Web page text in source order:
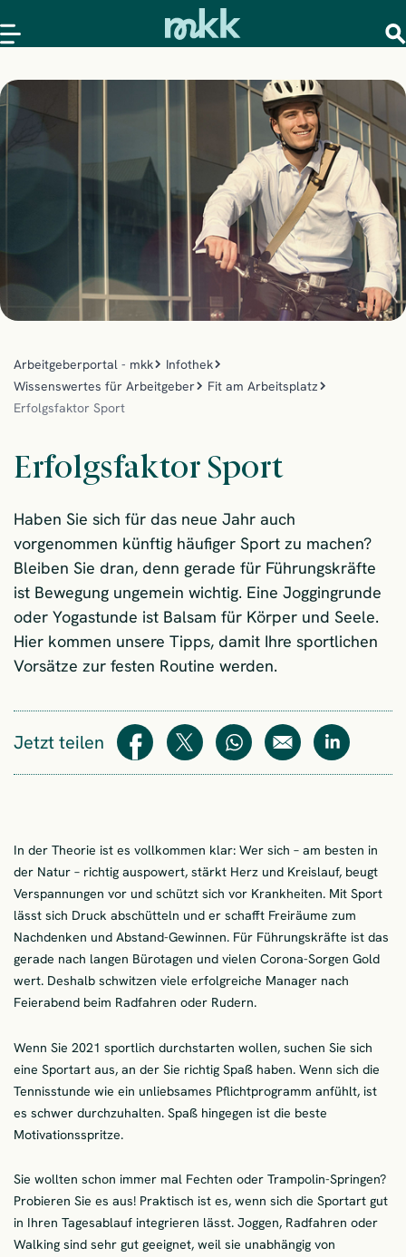
Arbeitgeberportal - mkk
Infothek
Wissenswertes für Arbeitgeber
Fit am Arbeitsplatz
Erfolgsfaktor Sport
Erfolgsfaktor Sport
Haben Sie sich für das neue Jahr auch
vorgenommen künftig häufiger Sport zu machen?
Bleiben Sie dran, denn gerade für Führungskräfte
ist Bewegung ungemein wichtig. Eine Joggingrunde
oder Yogastunde ist Balsam für Körper und Seele.
Hier kommen unsere Tipps, damit Ihre sportlichen
Vorsätze zur festen Routine werden.
Jetzt teilen Teilen Teilen WhatsAppE-Mail Teilen
In der Theorie ist es vollkommen klar: Wer sich – am besten in
der Natur – richtig auspowert, stärkt Herz und Kreislauf, beugt
Verspannungen vor und schützt sich vor Krankheiten. Mit Sport
lässt sich Druck abschütteln und er schafft Freiräume zum
Nachdenken und Abstand-Gewinnen. Für Führungskräfte ist das
gerade nach langen Bürotagen und vielen Corona-Sorgen Gold
wert. Deshalb schwitzen viele erfolgreiche Manager nach
Feierabend beim Radfahren oder Rudern.
Wenn Sie 2021 sportlich durchstarten wollen, suchen Sie sich
eine Sportart aus, an der Sie richtig Spaß haben. Wenn sich die
Tennisstunde wie ein unliebsames Pflichtprogramm anfühlt, ist
es schwer durchzuhalten. Spaß hingegen ist die beste
Motivationsspritze.
Sie wollten schon immer mal Fechten oder Trampolin-Springen?
Probieren Sie es aus! Praktisch ist es, wenn sich die Sportart gut
in Ihren Tagesablauf integrieren lässt. Joggen, Radfahren oder
Walking sind sehr gut geeignet, weil sie unabhängig von